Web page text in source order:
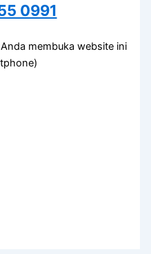
0991
membuka website ini